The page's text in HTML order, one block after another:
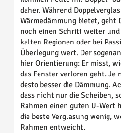
daher. Während
Wärmedämmung bietet, geht
noch einen Schritt weiter und
kalten Regionen oder bei
Überlegung wert. Der
hier Orientierung: Er misst,
das Fenster verloren geht. Je
desto besser die Dämmung.
dass nicht nur die Scheiben,
Rahmen einen guten U-
die beste Verglasung wenig,
Rahmen entweicht.